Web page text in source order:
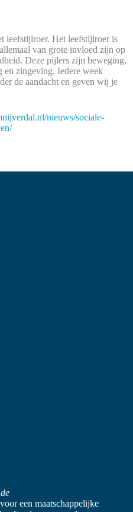
leefstijlroer. Het leefstijlroer is
van grote invloed zijn op
Deze pijlers zijn beweging,
en zingeving. Iedere week
de aandacht en geven wij je
nieuws/sociale-
een maatschappelijke